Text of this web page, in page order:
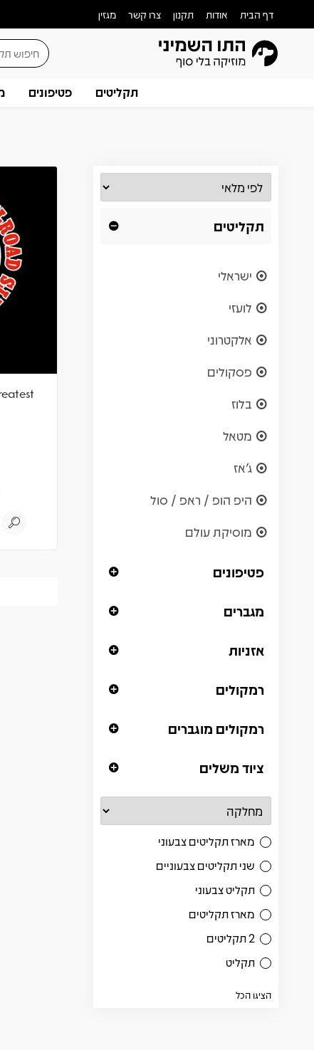
דף הבית אודות תקנון צרו קשר מגזין
תקליטים פטיפונים
תקליטים
ישראלי
לועזי
אלקטרוני
פסקולים
בלוז
מטאל
ג'אז
היפ הופ / ראפ / סול
מוסיקת עולם
פטיפונים
מגברים
אזניות
רמקולים
רמקולים מוגברים
ציוד משלים
מארז תקליטים צבעוני
שני תקליטים צבעוניים
תקליט צבעוני
מארז תקליטים
2 תקליטים
תקליט
הציגו הכל